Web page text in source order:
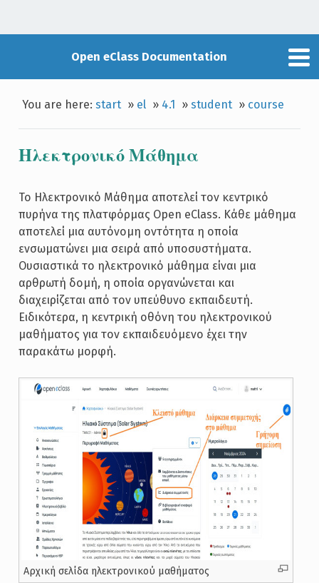
Open eClass Documentation
You are here:start » el » 4.1 »student » course
Ηλεκτρονικό Μάθημα
Το Ηλεκτρονικό Μάθημα αποτελεί τον κεντρικό
πυρήνα της πλατφόρμας Open eClass. Κάθε μάθημα
αποτελεί μια αυτόνομη οντότητα η οποία
ενσωματώνει μια σειρά από υποσυστήματα.
Ουσιαστικά το ηλεκτρονικό μάθημα είναι μια
αρθρωτή δομή, η οποία οργανώνεται και
διαχειρίζεται από τον υπεύθυνο εκπαιδευτή.
Ειδικότερα, η κεντρική οθόνη του ηλεκτρονικού
μαθήματος για τον εκπαιδευόμενο έχει την
παρακάτω μορφή.
Αρχική σελίδα ηλεκτρονικού μαθήματος